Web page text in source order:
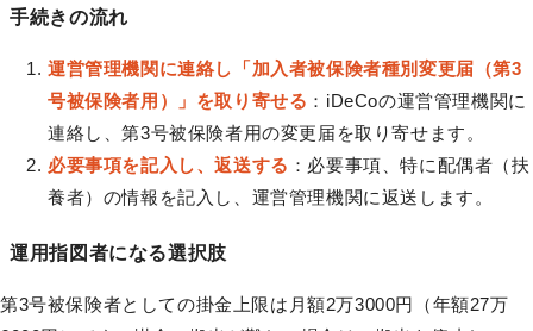
手続きの流れ
運営管理機関に連絡し「加入者被保険者種別変更届（第3
号被保険者用）」を取り寄せる ：iDeCoの運営管理機関に
連絡し、第3号被保険者用の変更届を取り寄せます。
必要事項を記入し、返送する ：必要事項、特に配偶者（扶
養者）の情報を記入し、運営管理機関に返送します。
運用指図者になる選択肢
第3号被保険者としての掛金上限は月額2万3000円（年額27万